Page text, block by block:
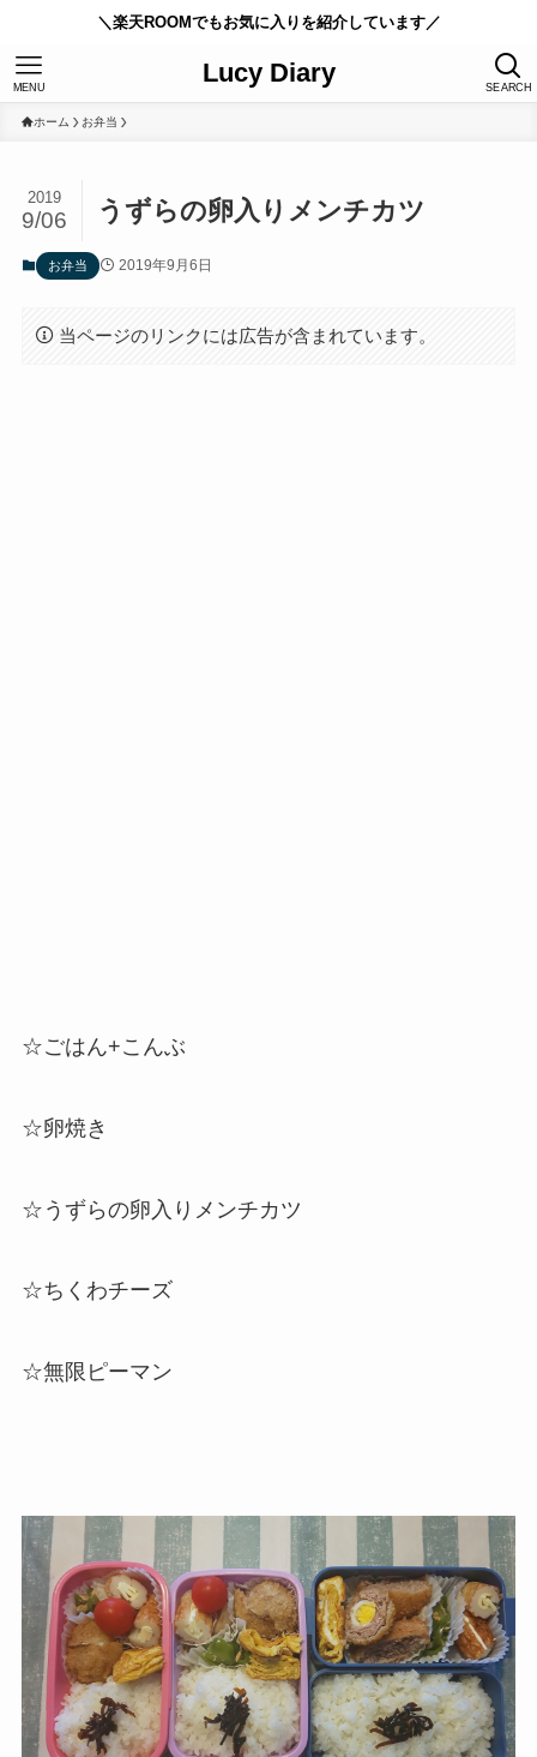
＼楽天ROOMでもお気に入りを紹介しています／
Lucy Diary SEARCH
MENU
ホーム お弁当
うずらの卵入りメンチカツ
2019
9/06
お弁当 2019年9月6日
当ページのリンクには広告が含まれています。
☆ごはん+こんぶ
☆卵焼き
☆ うずらの卵入りメンチカツ
☆ちくわチーズ
☆無限ピーマン